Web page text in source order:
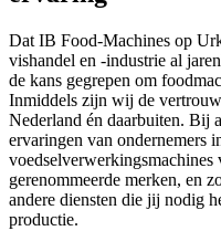
Dat IB Food-Machines op
vishandel en -industrie al
de kans gegrepen om
Inmiddels zijn wij de
Nederland én daarbuiten. Bij
ervaringen van ondernemers
gerenommeerde merken, en
andere diensten die jij nodig
productie.